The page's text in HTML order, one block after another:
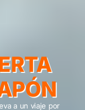
a un viaje por